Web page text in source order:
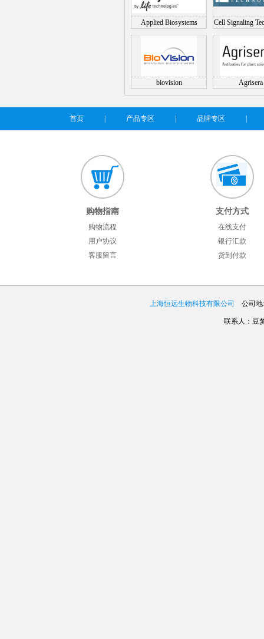
Applied Biosystems
Cell Signaling
(CST)
biovision Agrisera
首页 产品专区 品牌专区
购物指南
购物流程
用户协议
客服留言
支付方式
在线支付
银行汇款
货到付款
上海恒远生物科技有限公司 公司地
联系人：豆